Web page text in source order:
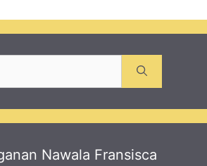
Nawala Fransisca